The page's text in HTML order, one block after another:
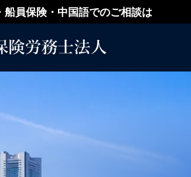
員保険・中国語でのご相談は